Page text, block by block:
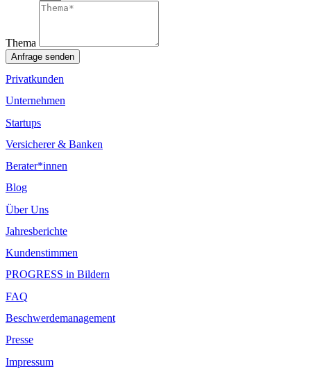
Thema
Anfrage senden
Privatkunden
Unternehmen
Startups
Versicherer & Banken
Berater*innen
Blog
Über Uns
Jahresberichte
Kundenstimmen
PROGRESS in Bildern
FAQ
Beschwerdemanagement
Presse
Impressum